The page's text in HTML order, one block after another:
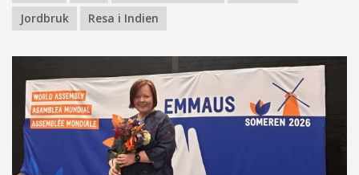
Jordbruk
Resa i Indien